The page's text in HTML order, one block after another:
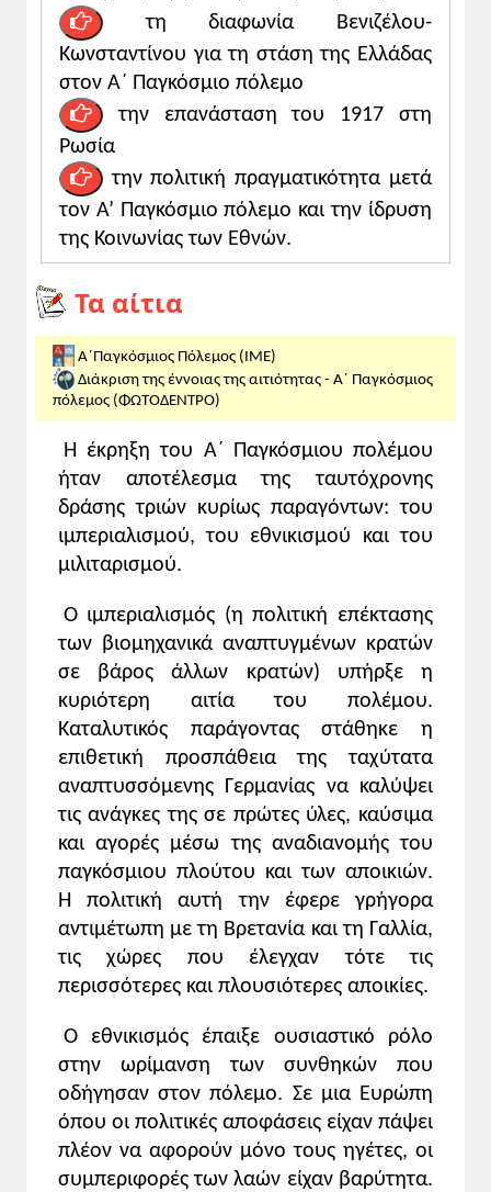
γ) Προσχωρήσεις/αποχωρήσεις (Τουρκία,
Βουλγαρία, Ελλάδα, Ιταλία, Ρωσία,
Αμερική), κύρια μέτωπα (ανατολικό,
δυτικό), (απλή αναφορά), σ. 90-91.
γ) Οι επιχειρήσεις το 1916, Η καμπή του
1917, σ. 91 (απλή αναφορά).
δ) Το τέλος του πολέμου, σ. 91
Λέξεις-κλειδιά:Ιμπεριαλισμός,
εθνικισμός, μιλιταρισμός, Εγκάρδια
Συνεννόηση–Entente (Αντάντ), Κεντρικές
Δυνάμεις, πόλεμος χαρακωμάτων, Ρωσική
Επανάσταση.
Υποστηρικτικό υλικό:
-Διαδραστικός χάρτης των συμμαχιών του
Α΄ Παγκοσμίου Πολέμου, Φωτόδενδρο:εδώ
- Η αφορμή του πολέμου, Πανόραμα του
αιώνα, επ. 008, αρχείο ΕΡΤ:
εδώ
Προτεινόμενες δραστηριότητες:
- Άσκηση/δραστηριότητα 1, σ. 91 του
- Σχολιασμός της εικόνας αρ. 3, σ. 91 του
σχολ. βιβλίου.
1 ώρα
I. ΔΙΔΑΚΤΙΚΗ ΠΡΟΣΕΓΓΙΣΗ
Ειδικοί διδακτικοί στόχοι
Οι μαθήτριες και οι μαθητές επιδιώκεται:
Να κατανοήσουν τα αίτια του Α'
Παγκόσμιου πολέμου.
Να γνωρίσουν τα αντίπαλα στρατόπεδα,
τις κύριες φάσεις και την έκβαση του
πολέμου.
Κύριες διδακτικές επισημάνσεις
1, 2 και 3. Οι τρεις πηγές θα πρέπει να
μελετηθούν ενιαία, καθώς η καθεμιά
αναφέρεται σε έναν από τους κύριους
παράγοντες που προκάλεσαν τον Α'
Παγκόσμιο πόλεμο.
1. Η σύγκρουση ανάμεσα στα ισχυρά
τη διαφωνία Βενιζέλου-
Κωνσταντίνου για τη στάση της Ελλάδας
στον Α΄ Παγκόσμιο πόλεμο
την επανάσταση του 1917 στη
Ρωσία
την πολιτική πραγματικότητα μετά
τον Α’ Παγκόσμιο πόλεμο και την ίδρυση
της Κοινωνίας των Εθνών.
Τα αίτια
Α΄Παγκόσμιος Πόλεμος (ΙΜΕ)
Διάκριση της έννοιας της αιτιότητας - Α΄ Παγκόσμιος
πόλεμος (ΦΩΤΟΔΕΝΤΡΟ)
Η έκρηξη του Α΄ Παγκόσμιου πολέμου
ήταν αποτέλεσμα της ταυτόχρονης
δράσης τριών κυρίως παραγόντων: του
ιμπεριαλισμού, του εθνικισμού και του
μιλιταρισμού.
Ο ιμπεριαλισμός (η πολιτική επέκτασης
των βιομηχανικά αναπτυγμένων κρατών
σε βάρος άλλων κρατών) υπήρξε η
κυριότερη αιτία του πολέμου.
Καταλυτικός παράγοντας στάθηκε η
επιθετική προσπάθεια της ταχύτατα
αναπτυσσόμενης Γερμανίας να καλύψει
τις ανάγκες της σε πρώτες ύλες, καύσιμα
και αγορές μέσω της αναδιανομής του
παγκόσμιου πλούτου και των αποικιών.
Η πολιτική αυτή την έφερε γρήγορα
αντιμέτωπη με τη Βρετανία και τη Γαλλία,
τις χώρες που έλεγχαν τότε τις
περισσότερες και πλουσιότερες αποικίες.
Ο εθνικισμός έπαιξε ουσιαστικό ρόλο
στην ωρίμανση των συνθηκών που
οδήγησαν στον πόλεμο. Σε μια Ευρώπη
όπου οι πολιτικές αποφάσεις είχαν πάψει
πλέον να αφορούν μόνο τους ηγέτες, οι
συμπεριφορές των λαών είχαν βαρύτητα.